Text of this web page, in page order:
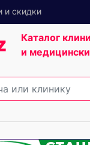
и скидки
Каталог
и